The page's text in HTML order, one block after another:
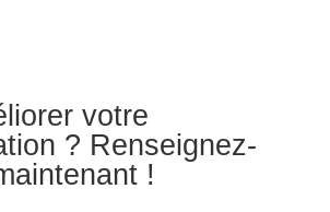
votre
? Renseignez-
!